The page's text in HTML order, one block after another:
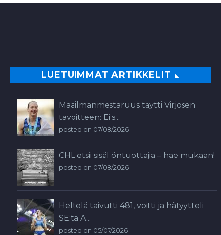
LUETUIMMAT ARTIKKELIT
Maailmanmestaruus täytti Virjosen
tavoitteen: Ei s...
posted on 07/08/2026
CHL etsii sisällöntuottajia – hae mukaan!
posted on 07/08/2026
Heltelä taivutti 481, voitti ja hätyytteli
SE:tä A...
posted on 05/07/2026